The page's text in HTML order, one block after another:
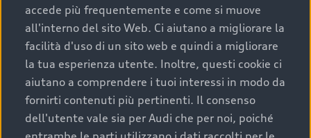
accede più frequentemente e come si muove
all'interno del sito Web. Ci aiutano a migliorare la
facilità d'uso di un sito web e quindi a migliorare
la tua esperienza utente. Inoltre, questi cookie ci
aiutano a comprendere i tuoi interessi in modo da
fornirti contenuti più pertinenti. Il consenso
dell'utente vale sia per Audi che per noi, poiché